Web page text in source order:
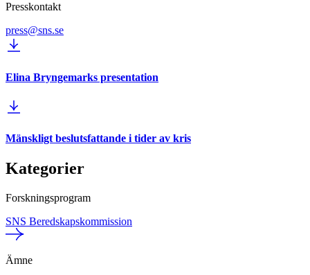
Presskontakt
press@sns.se
Elina Bryngemarks presentation
Mänskligt beslutsfattande i tider av kris
Kategorier
Forskningsprogram
SNS Beredskapskommission
Ämne